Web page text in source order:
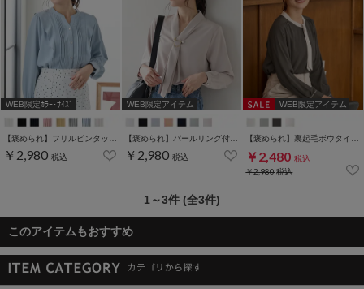
WEB限定ｶﾗｰ･ｻｲｽﾞ
￥2,980 税込
WEB限定アイテム
￥2,980 税込
WEB限定アイテム
￥2,480 税込
￥2,980税込
1～3件 (全3件)
このアイテムもおすすめ